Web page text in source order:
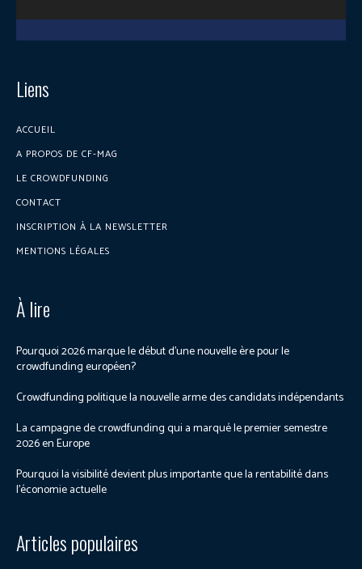
Liens
ACCUEIL
A PROPOS DE CF-MAG
LE CROWDFUNDING
CONTACT
INSCRIPTION À LA NEWSLETTER
MENTIONS LÉGALES
À lire
Pourquoi 2026 marque le début d’une nouvelle ère pour le
crowdfunding européen?
Crowdfunding politique la nouvelle arme des candidats indépendants
La campagne de crowdfunding qui a marqué le premier semestre
2026 en Europe
Pourquoi la visibilité devient plus importante que la rentabilité dans
l’économie actuelle
Articles populaires